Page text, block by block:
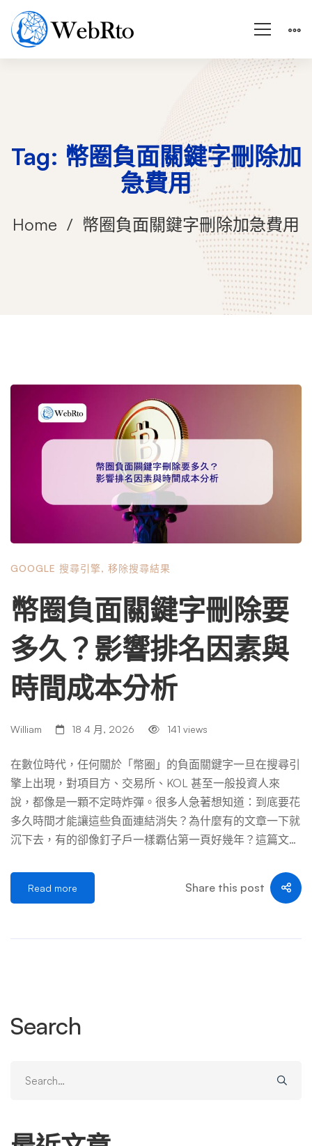
Tag: 幣圈負面關鍵字刪除加
急費用
Home 幣圈負面關鍵字刪除加急費用
GOOGLE 搜尋引擎, 移除搜尋結果
幣圈負面關鍵字刪除要
多久？影響排名因素與
時間成本分析
William 18 4 月, 2026 141 views
在數位時代，任何關於「幣圈」的負面關鍵字一旦在搜尋引
擎上出現，對項目方、交易所、KOL 甚至一般投資人來
說，都像是一顆不定時炸彈。很多人急著想知道：到底要花
多久時間才能讓這些負面連結消失？為什麼有的文章一下就
沉下去，有的卻像釘子戶一樣霸佔第一頁好幾年？這篇文章
除或壓制的時間邏輯、影響排名的多維度因素，以及背後隱
藏的時間與金錢成本。 一、先搞清楚一件事：負面關鍵字
讓文章徹底從網站消失 源頭刪除指的是直接讓那篇負面文
體撤稿、論壇帳號自刪內容等。 2. 搜尋結果壓制：讓負面
尋引擎認為這些新頁面比負面文章更值得排在前面。當使用
Read more Share this post
Search
for: